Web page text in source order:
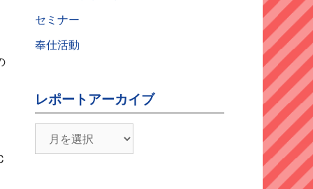
セミナー
奉仕活動
レポートアーカイブ
ポ